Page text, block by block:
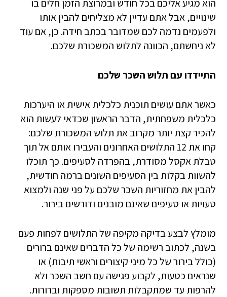
הוא מגיע אליכם בכל חודש ובמרוצת הזמן חלים בו
שינויים, אבל אתם עדיין לא מצליחים להבין אותו
ולפעמים נדמה לכם שמדובר בכתב חידה. כן, אם עוד
לא ניחשתם, הכוונה לתלוש המשכורת שלכם.
התיידדו עם תלוש השכר שלכם
כאשר אתם עושים תוכנית כלכלית אישית או היערכות
כלכלית משפחתית, הדבר הראשון שכדאי לעשות הוא
להכיר קצת יותר מקרוב את תלוש המשכורת שלכם:
קחו את 12 התלושים האחרונים והעבירו אותם אל תוך
טבלת אקסל מסודרת, בהפרדה לסעיפים. כך תוכלו
להשוות בקלות בין הסעיפים השונים ברמה חודשית,
להבין את מחזוריות השכר שלכם על פני שנה ולמצוא
טעויות או סעיפים שאינם מובנים ודורשים בירור.
מומלץ לבצע בדיקה מקיפה של התלושים לפחות פעם
בשנה, לכתוב רשימה של כל הדברים שאינם ברורים
(כולל בירור של כל מיני קיצורים וראשי תיבות) או
שנראים כטעות, לקבוע פגישה עם חשב השכר ולא
להרפות עד שמתקבלות תשובות מספקות וברורות.